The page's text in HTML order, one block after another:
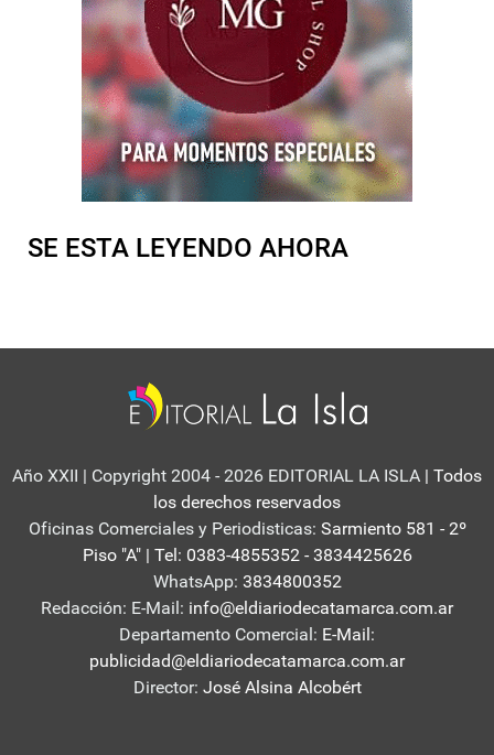
SE ESTA LEYENDO AHORA
Año XXII | Copyright 2004 - 2026 EDITORIAL LA ISLA | Todos
los derechos reservados
Oficinas Comerciales y Periodisticas: Sarmiento 581 - 2º
Piso "A" | Tel: 0383-4855352 - 3834425626
WhatsApp: 3834800352
Redacción: E-Mail: info@eldiariodecatamarca.com.ar
Departamento Comercial: E-Mail:
publicidad@eldiariodecatamarca.com.ar
Director: José Alsina Alcobért